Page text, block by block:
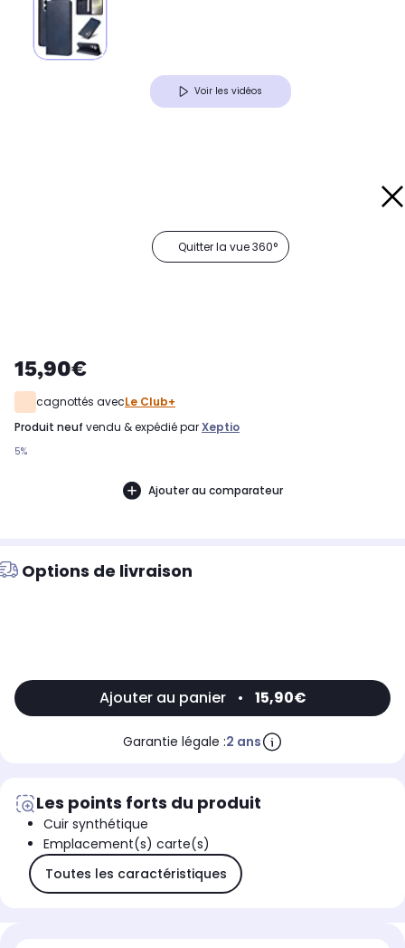
Voir les vidéos
Quitter la vue 360°
15,90€
cagnottés avecLe Club+
produit neuf vendu & expédié parXeptio
5%
Ajouter au comparateur
Options de livraison
Ajouter au panier • 15,90€
Garantie légale :2 ans
Les points forts du produit
Cuir synthétique
Emplacement(s) carte(s)
Toutes les caractéristiques